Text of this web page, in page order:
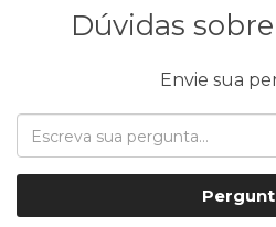
Dúvidas
Envie sua